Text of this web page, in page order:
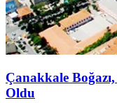
Çanakkale
Oldu